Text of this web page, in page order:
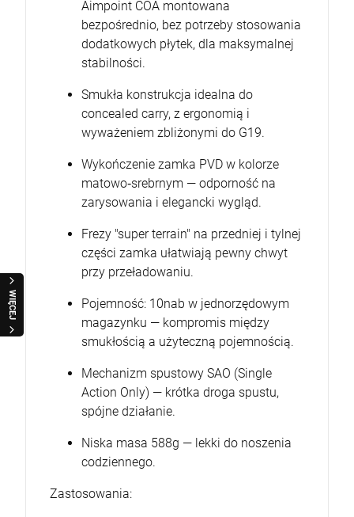
WIĘCEJ
Aimpoint COA montowana
bezpośrednio, bez potrzeby stosowania
dodatkowych płytek, dla maksymalnej
stabilności.
Smukła konstrukcja idealna do
concealed carry, z ergonomią i
wyważeniem zbliżonymi do G19.
Wykończenie zamka PVD w kolorze
matowo‑srebrnym — odporność na
zarysowania i elegancki wygląd.
Frezy "super terrain" na przedniej i tylnej
części zamka ułatwiają pewny chwyt
przy przeładowaniu.
Pojemność: 10nab w jednorzędowym
magazynku — kompromis między
smukłością a użyteczną pojemnością.
Mechanizm spustowy SAO (Single
Action Only) — krótka droga spustu,
spójne działanie.
Niska masa 588g — lekki do noszenia
codziennego.
Zastosowania: